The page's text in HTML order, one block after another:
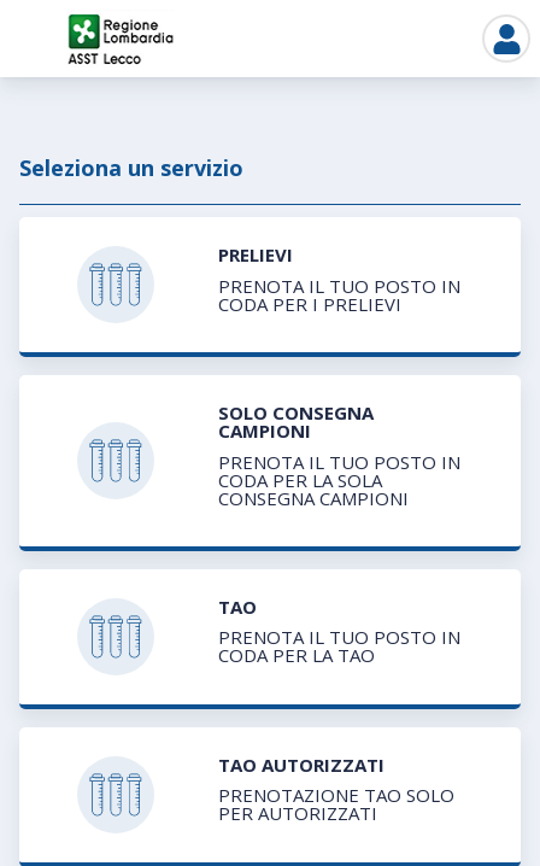
Seleziona un servizio
PRELIEVI
PRENOTA IL TUO POSTO IN
CODA PER I PRELIEVI
SOLO CONSEGNA
CAMPIONI
PRENOTA IL TUO POSTO IN
CODA PER LA SOLA
CONSEGNA CAMPIONI
TAO
PRENOTA IL TUO POSTO IN
CODA PER LA TAO
TAO AUTORIZZATI
PRENOTAZIONE TAO SOLO
PER AUTORIZZATI